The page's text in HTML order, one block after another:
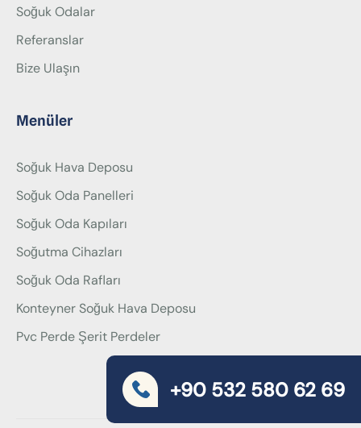
Soğuk Odalar
Referanslar
Bize Ulaşın
Menüler
Soğuk Hava Deposu
Soğuk Oda Panelleri
Soğuk Oda Kapıları
Soğutma Cihazları
Soğuk Oda Rafları
Konteyner Soğuk Hava Deposu
Pvc Perde Şerit Perdeler
+90 532 580 62 69